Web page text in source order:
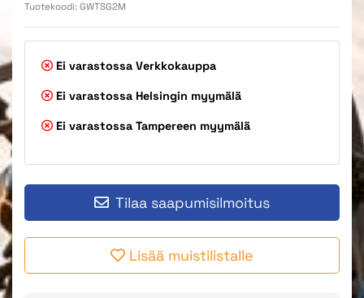
Tuotekoodi: GWTSG2M
Ei varastossa Verkkokauppa
Ei varastossa Helsingin myymälä
Ei varastossa Tampereen myymälä
Tilaa saapumisilmoitus
Lisää muistilistalle